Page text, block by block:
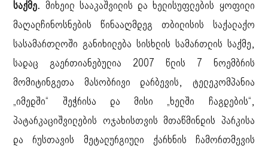
საქმე. მიხეილ სააკაშვილის და ხელისუფლების ყოფილი
მაღალჩინოსნების წინააღმდეგ თბილისის საქალაქო
სასამართლოში განიხილება სისხლის სამართლის საქმე,
სადაც გაერთიანებულია 2007 წლის 7 ნოემბრის
მომიტინგეთა მასობრივი დარბევის, ტელეკომპანია
„იმედში“ შეჭრისა და მისი „ხელში ჩაგდების“,
პატარკაციშვილების ოჯახისთვის მთაწმინდის პარკისა
და რუსთავის მეტალურგიული ქარხნის ჩამორთმევის